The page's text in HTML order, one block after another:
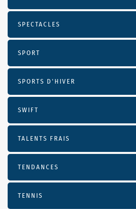
SPECTACLES
SPORT
SPORTS D'HIVER
SWIFT
TALENTS FRAIS
TENDANCES
TENNIS